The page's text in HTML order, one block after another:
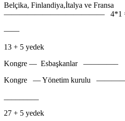
Belçika, Finlandiya,İtalya ve Fransa
————————————— 4*1
——
13 + 5 yedek
Kongre — Esbaşkanlar
Kongre — Yönetim kurulu
27 + 5 yedek